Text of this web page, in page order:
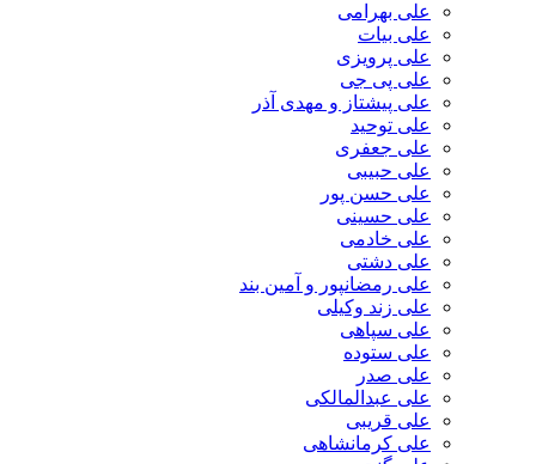
علی بهرامی
علی بیات
علی پرویزی
علی پی جی
علی پیشتاز و مهدی آذر
علی توحید
علی جعفری
علی حبیبی
علی حسن پور
علی حسینی
علی خادمی
علی دشتی
علی رمضانپور و آمین بند
علی زند وکیلی
علی سپاهی
علی ستوده
علی صدر
علی عبدالمالکی
علی قریبی
علی کرمانشاهی